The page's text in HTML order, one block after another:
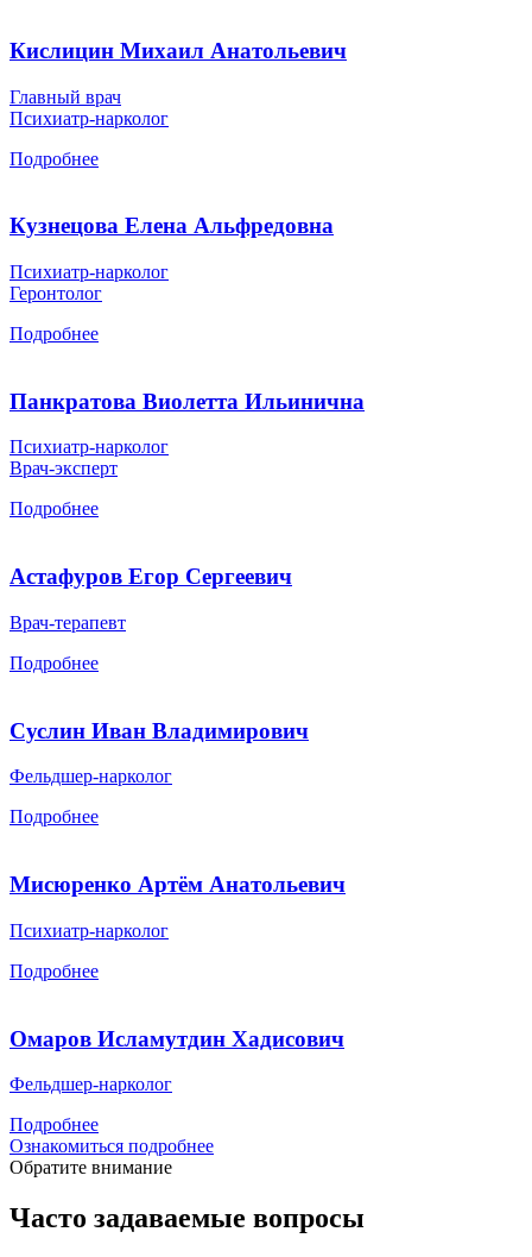
Кислицин Михаил Анатольевич
Главный врач
Психиатр-нарколог
Подробнее
Кузнецова Елена Альфредовна
Психиатр-нарколог
Геронтолог
Подробнее
Панкратова Виолетта Ильинична
Психиатр-нарколог
Врач-эксперт
Подробнее
Астафуров Егор Сергеевич
Врач-терапевт
Подробнее
Суслин Иван Владимирович
Фельдшер-нарколог
Подробнее
Мисюренко Артём Анатольевич
Психиатр-нарколог
Подробнее
Омаров Исламутдин Хадисович
Фельдшер-нарколог
Подробнее
Ознакомиться подробнее
Обратите внимание
Часто задаваемые вопросы